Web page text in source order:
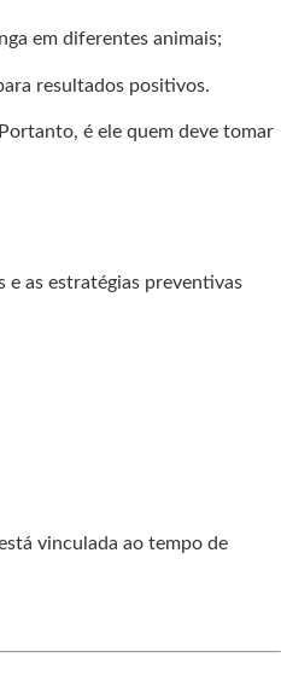
em diferentes animais;
resultados positivos.
é ele quem deve tomar
as estratégias preventivas
vinculada ao tempo de